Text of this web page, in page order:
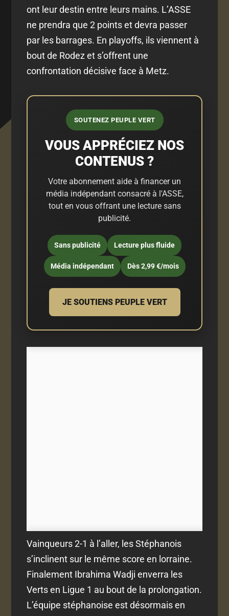
ont leur destin entre leurs mains. L’ASSE
ne prendra que 2 points et devra passer
par les barrages. En playoffs, ils viennent à
bout de Rodez et s’offrent une
confrontation décisive face à Metz.
SOUTENEZ PEUPLE VERT
VOUS APPRÉCIEZ NOS
CONTENUS ?
Votre abonnement aide à financer un
média indépendant consacré à l'ASSE,
tout en vous offrant une lecture sans
publicité.
Sans publicité Lecture plus fluide
Média indépendant Dès 2,99 €/mois
JE SOUTIENS PEUPLE VERT
Vainqueurs 2-1 à l’aller, les Stéphanois
s’inclinent sur le même score en lorraine.
Finalement Ibrahima Wadji enverra les
Verts en Ligue 1 au bout de la prolongation.
L’équipe stéphanoise est désormais en